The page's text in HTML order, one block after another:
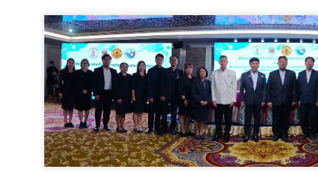
6 สิงหาคม 2568 กรุงเทพฯ – เมื่อปัญญาประดิษฐ์ (AI) กำลั
สำคัญในการยกระดับงานวิจัย ห้องปฏิบัติการ การแพทย์ แ
อุตสาหกรรม ประเทศไทยกำลังก้าวสู่ยุคใหม่ของระบบนิเวศ
และนวัตกรรมที่เชื่อมโยงการวิจัย เทคโนโลยี และภาคธุรกิ
สร้างขีดความสามารถในการแข่งขันของประเทศและภูมิภาค
บริษ
AUG
6
ศน. ร่วมกับสำนักงานวัฒนธรรมจังหวัด 14
ใต้ จัด “มหกรรมสีสันแห่งศรัทธา พัฒนาชุ
พลังบวร” สืบสานคุณธรรม ต่อยอดทุนวัฒ
ศน. ร่วมกับสำนักงานวัฒนธรรมจังหวัด 14 จังหวัดภาคใต้ จั
แห่งศรัทธา พัฒนาชุมชนคุณธรรมพลังบวร” สืบสานคุณธร
วัฒนธรรมสู่ชุมชน
วันที่ 7 สิงหาคม 2569 เวลา 19.00 น. กรมการศาสนา กระ